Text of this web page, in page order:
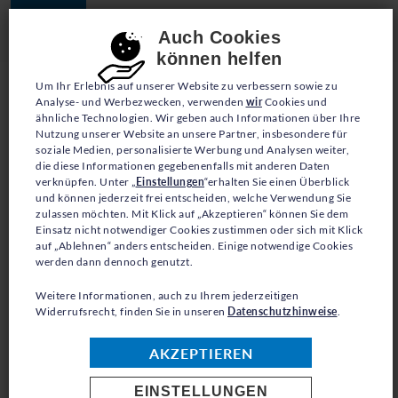
Consent-Einstellungen
Auch Cookies
können helfen
Um Ihr Erlebnis auf unserer Website zu verbessern sowie zu
Analyse- und Werbezwecken, verwenden wirCookies und
ähnliche Technologien. Wir geben auch Informationen über Ihre
Nutzung unserer Website an unsere Partner, insbesondere für
soziale Medien, personalisierte Werbung und Analysen weiter,
die diese Informationen gegebenenfalls mit anderen Daten
verknüpfen. Unter „ Einstellungen“erhalten Sie einen Überblick
und können jederzeit frei entscheiden, welche Verwendung Sie
zulassen möchten. Mit Klick auf „Akzeptieren“ können Sie dem
Einsatz nicht notwendiger Cookies zustimmen oder sich mit Klick
auf „Ablehnen“ anders entscheiden. Einige notwendige Cookies
werden dann dennoch genutzt.
Weitere Informationen, auch zu Ihrem jederzeitigen
Widerrufsrecht, finden Sie in unseren Datenschutzhinweise.
AKZEPTIEREN
EINSTELLUNGEN
JETZT SPENDEN
BLOG
LEBEN IM
AUSNAHMEZUSTAND:
VERTRIEBENE FAMILIEN
IM LIBANON FINDEN
KEINE RUHE